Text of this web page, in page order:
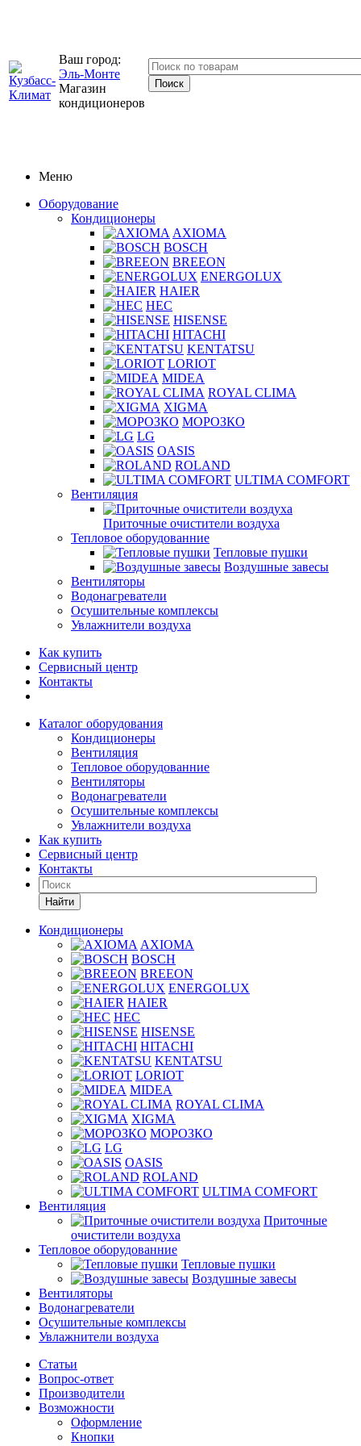
Ваш город:
Эль-Монте
Магазин
кондиционеров
Меню
Оборудование
Кондиционеры
AXIOMA
BOSCH
BREEON
ENERGOLUX
HAIER
HEC
HISENSE
HITACHI
KENTATSU
LORIOT
MIDEA
ROYAL CLIMA
XIGMA
МОРОЗКО
LG
OASIS
ROLAND
ULTIMA COMFORT
Вентиляция
Приточные очистители воздуха
Тепловое оборудованние
Тепловые пушки
Воздушные завесы
Вентиляторы
Водонагреватели
Осушительные комплексы
Увлажнители воздуха
Как купить
Сервисный центр
Контакты
Каталог оборудования
Кондиционеры
Вентиляция
Тепловое оборудованние
Вентиляторы
Водонагреватели
Осушительные комплексы
Увлажнители воздуха
Как купить
Сервисный центр
Контакты
Найти
Кондиционеры
AXIOMA
BOSCH
BREEON
ENERGOLUX
HAIER
HEC
HISENSE
HITACHI
KENTATSU
LORIOT
MIDEA
ROYAL CLIMA
XIGMA
МОРОЗКО
LG
OASIS
ROLAND
ULTIMA COMFORT
Вентиляция
Приточные
очистители воздуха
Тепловое оборудованние
Тепловые пушки
Воздушные завесы
Вентиляторы
Водонагреватели
Осушительные комплексы
Увлажнители воздуха
Статьи
Вопрос-ответ
Производители
Возможности
Оформление
Кнопки